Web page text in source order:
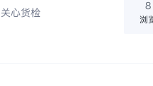
心货检 8
浏